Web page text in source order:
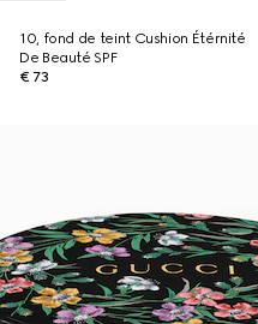
10, fond de teint Cushion Étérnité
De Beauté SPF
€ 73